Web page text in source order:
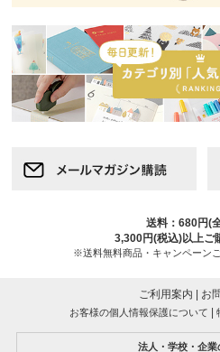
送料：680円(
3,300円(税込)以上ご
※送料無料商品・キャンペーン
ご利用案内 お
お客様の個人情報保護について
法人・学校・企業